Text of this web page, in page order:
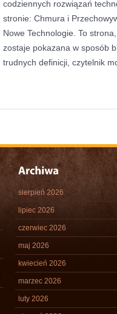
codziennych rozwiązań
stronie: Chmura i
Nowe Technologie. To
zostaje pokazana w sposób
trudnych definicji, czytelnik
sierpień 2026
lipiec 2026
czerwiec 2026
maj 2026
kwiecień 2026
marzec 2026
luty 2026